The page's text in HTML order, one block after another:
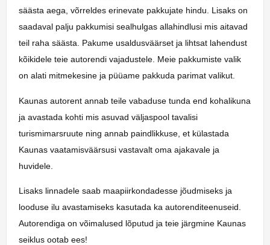
säästa aega, võrreldes erinevate pakkujate hindu. Lisaks on
saadaval palju pakkumisi sealhulgas allahindlusi mis aitavad
teil raha säästa. Pakume usaldusväärset ja lihtsat lahendust
kõikidele teie autorendi vajadustele. Meie pakkumiste valik
on alati mitmekesine ja püüame pakkuda parimat valikut.
Kaunas autorent annab teile vabaduse tunda end kohalikuna
ja avastada kohti mis asuvad väljaspool tavalisi
turismimarsruute ning annab paindlikkuse, et külastada
Kaunas vaatamisväärsusi vastavalt oma ajakavale ja
huvidele.
Lisaks linnadele saab maapiirkondadesse jõudmiseks ja
looduse ilu avastamiseks kasutada ka autorenditeenuseid.
Autorendiga on võimalused lõputud ja teie järgmine Kaunas
seiklus ootab ees!